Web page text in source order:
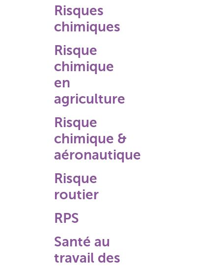
Risques
chimiques
Risque
chimique
en
agriculture
Risque
chimique &
aéronautique
Risque
routier
RPS
Santé au
travail des